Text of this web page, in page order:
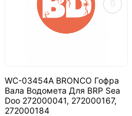
WC-03454A BRONCO Гофра
Вала Водомета Для BRP Sea
Doo 272000041, 272000167,
272000184